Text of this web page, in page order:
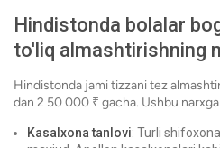
Hindistonda bolalar
to'liq almashtirishning
Hindistonda jami tizzani tez
dan 2 50 000 ₹ gacha. Ushbu
Kasalxona tanlovi: Turli